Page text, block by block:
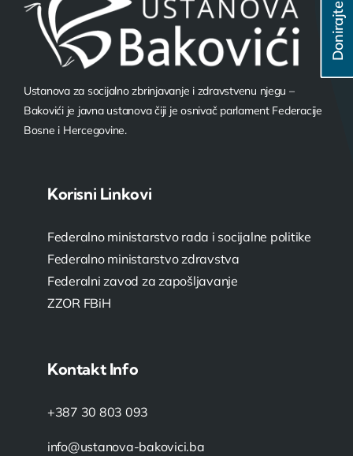
Ustanova za socijalno zbrinjavanje i zdravstvenu njegu –
Bakovići je javna ustanova čiji je osnivač parlament Federacije
Bosne i Hercegovine.
Korisni Linkovi
Federalno ministarstvo rada i socijalne politike
Federalno ministarstvo zdravstva
Federalni zavod za zapošljavanje
ZZOR FBiH
Kontakt Info
+387 30 803 093
info@ustanova-bakovici.ba
Donirajte